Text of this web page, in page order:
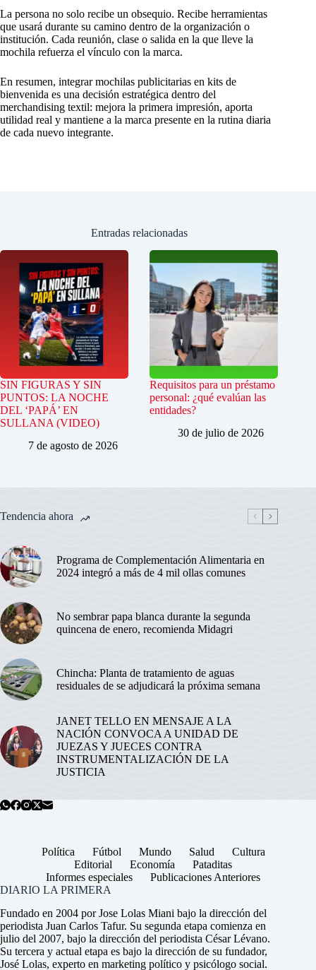
La persona no solo recibe un obsequio. Recibe herramientas
que usará durante su camino dentro de la organización o
institución. Cada reunión, clase o salida en la que lleve la
mochila refuerza el vínculo con la marca.
En resumen, integrar mochilas publicitarias en kits de
bienvenida es una decisión estratégica dentro del
merchandising textil: mejora la primera impresión, aporta
utilidad real y mantiene a la marca presente en la rutina diaria
de cada nuevo integrante.
Entradas relacionadas
SIN FIGURAS Y SIN
PUNTOS: LA NOCHE
DEL ‘PAPÁ’ EN
SULLANA (VIDEO)
7 de agosto de 2026
Requisitos para un préstamo
personal: ¿qué evalúan las
entidades?
30 de julio de 2026
Tendencia ahora
Programa de Complementación Alimentaria en
2024 integró a más de 4 mil ollas comunes
No sembrar papa blanca durante la segunda
quincena de enero, recomienda Midagri
Chincha: Planta de tratamiento de aguas
residuales de se adjudicará la próxima semana
JANET TELLO EN MENSAJE A LA
NACIÓN CONVOCA A UNIDAD DE
JUEZAS Y JUECES CONTRA
INSTRUMENTALIZACIÓN DE LA
JUSTICIA
Política Fútbol Mundo Salud
Cultura
Editorial
Economía
Pataditas
Informes especiales
Publicaciones Anteriores
DIARIO LA PRIMERA
Fundado en 2004 por Jose Lolas Miani bajo la dirección del
periodista Juan Carlos Tafur. Su segunda etapa comienza en
julio del 2007, bajo la dirección del periodista César Lévano.
Su tercera y actual etapa es bajo la dirección de su fundador,
José Lolas, experto en marketing político y psicólogo social.